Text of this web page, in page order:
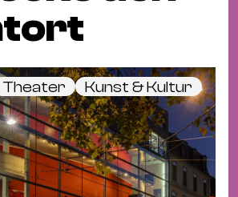
Theater Kunst & Kultur